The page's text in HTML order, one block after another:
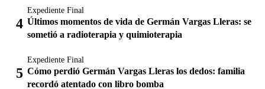
Expediente Final
Últimos momentos de vida de Germán Vargas Lleras: se
sometió a radioterapia y quimioterapia
Expediente Final
Cómo perdió Germán Vargas Lleras los dedos: familia
recordó atentado con libro bomba